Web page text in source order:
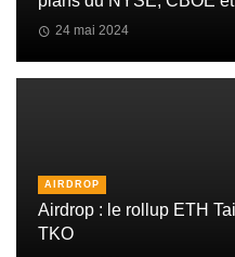
24 mai 2024
AIRDROP
Airdrop : le rollup ETH
TKO